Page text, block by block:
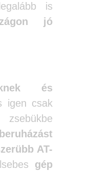
is
jó
és
csak
AT-
gép